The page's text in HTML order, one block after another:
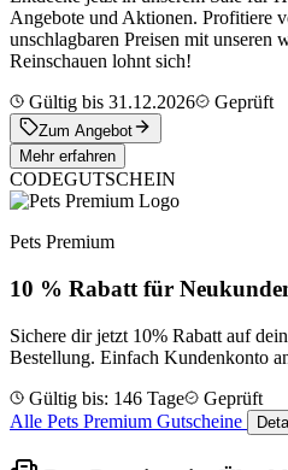
Angebote und Aktionen. Profitiere
unschlagbaren Preisen mit unseren
Reinschauen lohnt sich!
Gültig bis 31.12.2026
Geprüft
Zum Angebot
Mehr erfahren
CODEGUTSCHEIN
Pets Premium
10 % Rabatt für
Sichere dir jetzt 10% Rabatt auf
Bestellung. Einfach Kundenkonto
Gültig bis: 146 Tage
Geprüft
Alle Pets Premium Gutscheine